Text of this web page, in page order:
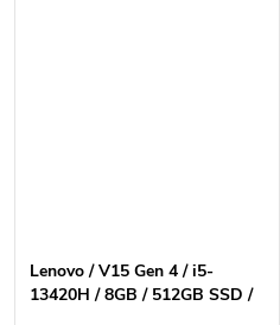
Lenovo / V15 Gen 4 / i5-
13420H / 8GB / 512GB SSD /